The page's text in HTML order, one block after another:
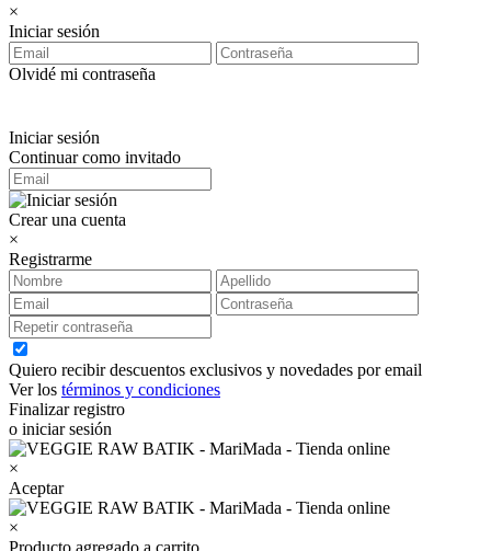
×
Iniciar sesión
Olvidé mi contraseña
Iniciar sesión
Continuar como invitado
Crear una cuenta
×
Registrarme
Quiero recibir descuentos exclusivos y novedades por email
Ver los términos y condiciones
Finalizar registro
o iniciar sesión
×
Aceptar
×
Producto agregado a carrito